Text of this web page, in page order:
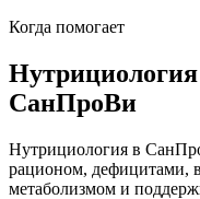
Когда помогает
СанПроВи
Нутрициология в
рационом, дефицитами,
метаболизмом и